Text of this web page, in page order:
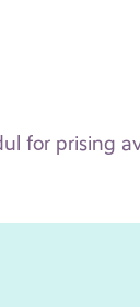
for prising